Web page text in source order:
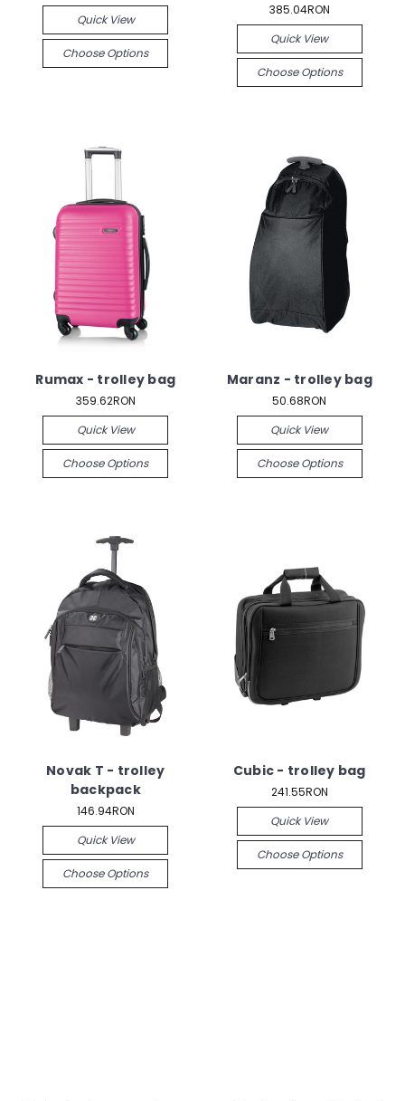
Quick View
Choose Options
385.04RON
Quick View
Choose Options
Rumax - trolley bag
359.62RON
Quick View
Choose Options
Maranz - trolley bag
50.68RON
Quick View
Choose Options
Novak T - trolley
backpack
146.94RON
Quick View
Choose Options
Cubic - trolley bag
241.55RON
Quick View
Choose Options